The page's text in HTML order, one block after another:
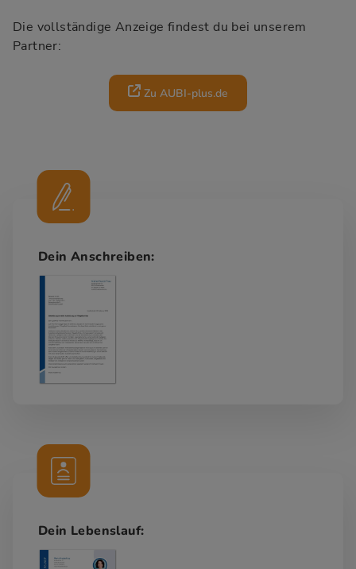
Die vollständige Anzeige findest du bei unserem
Partner:
Zu AUBI-plus.de
Dein Anschreiben:
Dein Lebenslauf: